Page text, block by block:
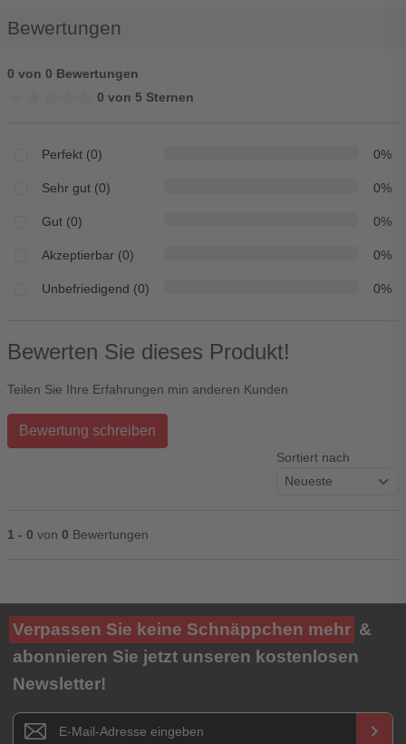
Bewertungen
0 von 0 Bewertungen
0 von 5 Sternen
Perfekt (0) 0%
Sehr gut (0) 0%
Gut (0) 0%
Akzeptierbar (0) 0%
Unbefriedigend (0) 0%
Bewerten Sie dieses Produkt!
Teilen Sie Ihre Erfahrungen min anderen Kunden
Bewertung schreiben
Sortiert nach
1 - 0 von 0 Bewertungen
Ihre Bewertung**
★★★★★
Titel**
E-Mail-Adresse
Verpassen Sie keine Schnäppchen mehr &
abonnieren Sie jetzt unseren kostenlosen
Newsletter!
Newsletter E-Mail Adresse keyboard_arrow_right